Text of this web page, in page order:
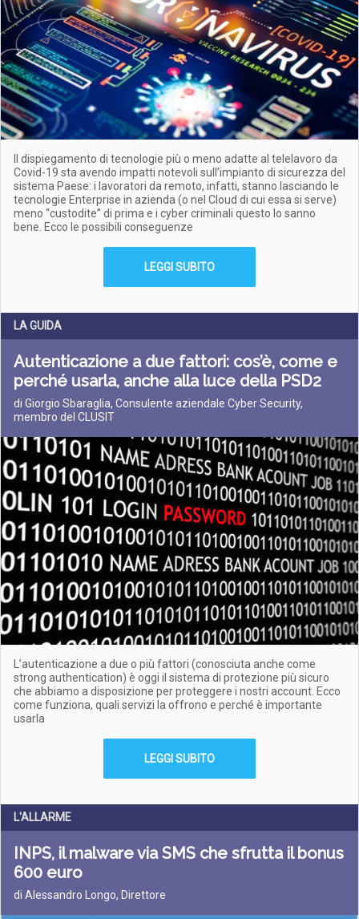
Il dispiegamento di tecnologie più o meno adatte al telelavoro da
Covid-19 sta avendo impatti notevoli sull’impianto di sicurezza del
sistema Paese: i lavoratori da remoto, infatti, stanno lasciando le
tecnologie Enterprise in azienda (o nel Cloud di cui essa si serve)
meno “custodite” di prima e i cyber criminali questo lo sanno
bene. Ecco le possibili conseguenze
LEGGI SUBITO
LA GUIDA
Autenticazione a due fattori: cos’è, come e
perché usarla, anche alla luce della PSD2
di Giorgio Sbaraglia, Consulente aziendale Cyber Security,
membro del CLUSIT
L’autenticazione a due o più fattori (conosciuta anche come
strong authentication) è oggi il sistema di protezione più sicuro
che abbiamo a disposizione per proteggere i nostri account. Ecco
come funziona, quali servizi la offrono e perché è importante
usarla
LEGGI SUBITO
L'ALLARME
INPS, il malware via SMS che sfrutta il bonus
600 euro
di Alessandro Longo, Direttore